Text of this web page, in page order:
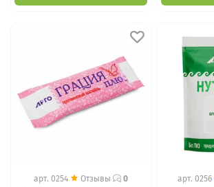
арт. 0254 Отзывы 0 арт. 0256